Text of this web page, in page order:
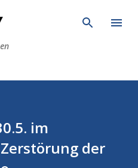
im
der